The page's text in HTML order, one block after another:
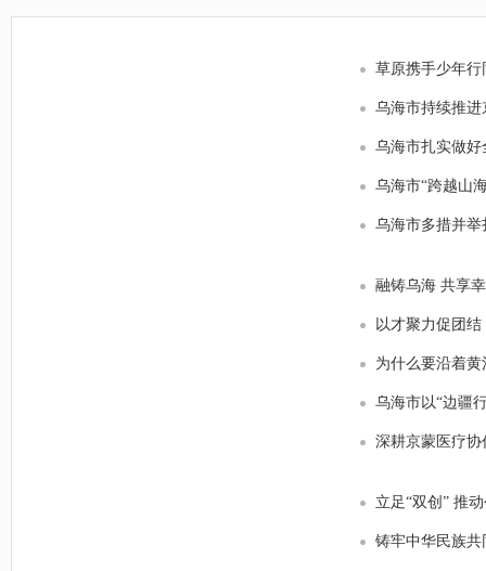
草原携手少年
乌海市持续推
乌海市扎实做
乌海市“跨越山
乌海市多措并
融铸乌海 共享
以才聚力促团
为什么要沿着
乌海市以“边疆
深耕京蒙医疗
立足“双创” 推
铸牢中华民族